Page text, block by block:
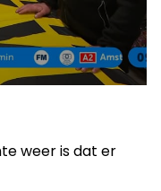
weer is dat er